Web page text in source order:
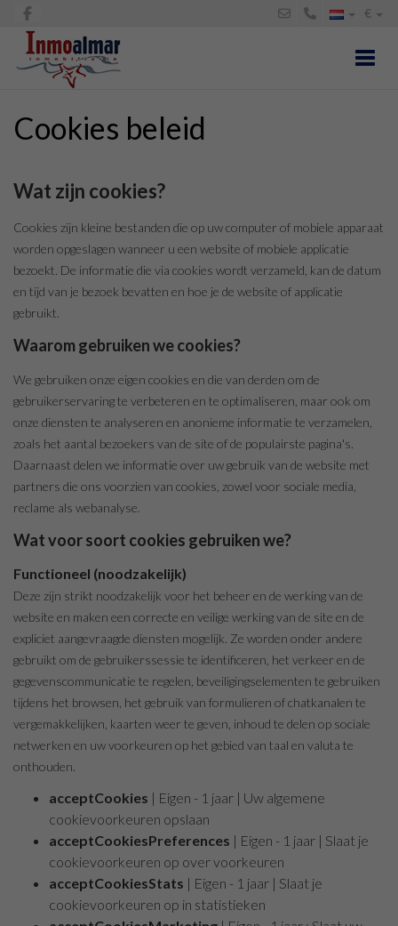
€
Cookies beleid
Wat zijn cookies?
Cookies zijn kleine bestanden die op uw computer of mobiele apparaat
worden opgeslagen wanneer u een website of mobiele applicatie
bezoekt. De informatie die via cookies wordt verzameld, kan de datum
en tijd van je bezoek bevatten en hoe je de website of applicatie
gebruikt.
Waarom gebruiken we cookies?
We gebruiken onze eigen cookies en die van derden om de
gebruikerservaring te verbeteren en te optimaliseren, maar ook om
onze diensten te analyseren en anonieme informatie te verzamelen,
zoals het aantal bezoekers van de site of de populairste pagina's.
Daarnaast delen we informatie over uw gebruik van de website met
partners die ons voorzien van cookies, zowel voor sociale media,
reclame als webanalyse.
Wat voor soort cookies gebruiken we?
Functioneel (noodzakelijk)
Deze zijn strikt noodzakelijk voor het beheer en de werking van de
website en maken een correcte en veilige werking van de site en de
expliciet aangevraagde diensten mogelijk. Ze worden onder andere
gebruikt om de gebruikerssessie te identificeren, het verkeer en de
gegevenscommunicatie te regelen, beveiligingselementen te gebruiken
tijdens het browsen, het gebruik van formulieren of chatkanalen te
vergemakkelijken, kaarten weer te geven, inhoud te delen op sociale
netwerken en uw voorkeuren op het gebied van taal en valuta te
onthouden.
acceptCookies | Eigen - 1 jaar | Uw algemene
cookievoorkeuren opslaan
acceptCookiesPreferences | Eigen - 1 jaar | Slaat je
cookievoorkeuren op over voorkeuren
acceptCookiesStats | Eigen - 1 jaar | Slaat je
cookievoorkeuren op in statistieken